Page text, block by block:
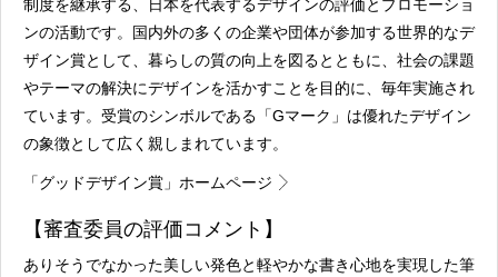
制度を継承する、日本を代表するデザインの評価とプロモーショ
ンの活動です。国内外の多くの企業や団体が参加する世界的なデ
ザイン賞として、暮らしの質の向上を図るとともに、社会の課題
やテーマの解決にデザインを活かすことを目的に、毎年実施され
ています。受賞のシンボルである「Gマーク」は優れたデザイン
の象徴として広く親しまれています。
「グッドデザイン賞」ホームページ
【審査委員の評価コメント】
ありそうでなかった美しい発色と軽やかな書き心地を実現した筆